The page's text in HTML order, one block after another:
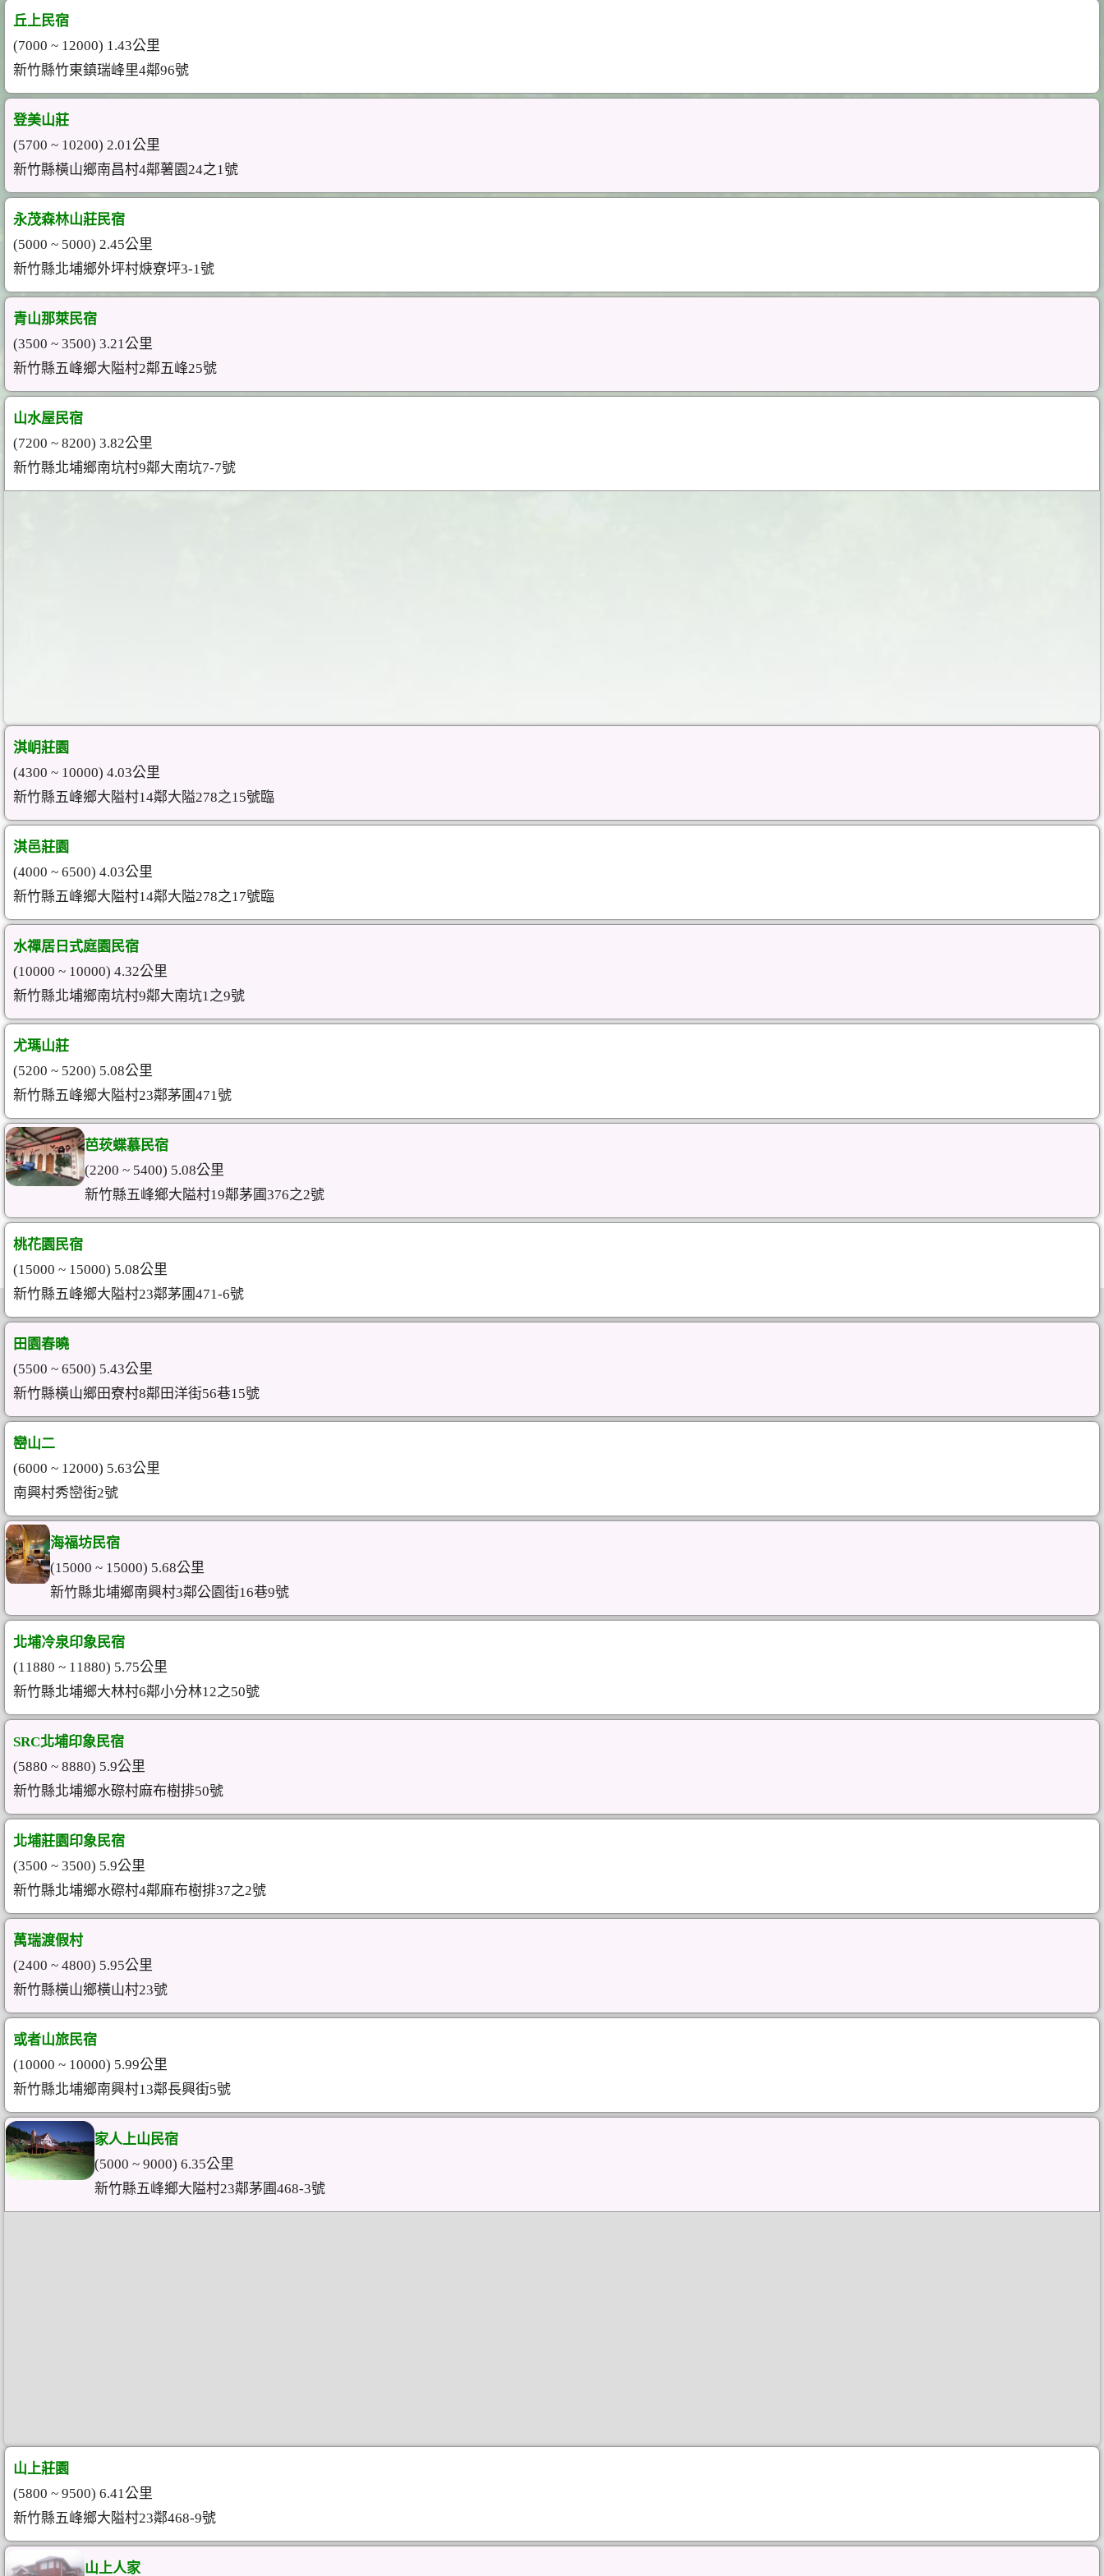
丘上民宿
(7000 ~ 12000) 1.43公里
新竹縣竹東鎮瑞峰里4鄰96號
登美山莊
(5700 ~ 10200) 2.01公里
新竹縣橫山鄉南昌村4鄰薯園24之1號
永茂森林山莊民宿
(5000 ~ 5000) 2.45公里
新竹縣北埔鄉外坪村焿寮坪3-1號
青山那萊民宿
(3500 ~ 3500) 3.21公里
新竹縣五峰鄉大隘村2鄰五峰25號
山水屋民宿
(7200 ~ 8200) 3.82公里
新竹縣北埔鄉南坑村9鄰大南坑7-7號
淇岄莊園
(4300 ~ 10000) 4.03公里
新竹縣五峰鄉大隘村14鄰大隘278之15號臨
淇邑莊園
(4000 ~ 6500) 4.03公里
新竹縣五峰鄉大隘村14鄰大隘278之17號臨
水禪居日式庭園民宿
(10000 ~ 10000) 4.32公里
新竹縣北埔鄉南坑村9鄰大南坑1之9號
尤瑪山莊
(5200 ~ 5200) 5.08公里
新竹縣五峰鄉大隘村23鄰茅圃471號
芭莰蝶慕民宿
(2200 ~ 5400) 5.08公里
新竹縣五峰鄉大隘村19鄰茅圃376之2號
桃花園民宿
(15000 ~ 15000) 5.08公里
新竹縣五峰鄉大隘村23鄰茅圃471-6號
田園春曉
(5500 ~ 6500) 5.43公里
新竹縣橫山鄉田寮村8鄰田洋街56巷15號
巒山二
(6000 ~ 12000) 5.63公里
南興村秀巒街2號
海福坊民宿
(15000 ~ 15000) 5.68公里
新竹縣北埔鄉南興村3鄰公園街16巷9號
北埔冷泉印象民宿
(11880 ~ 11880) 5.75公里
新竹縣北埔鄉大林村6鄰小分林12之50號
SRC北埔印象民宿
(5880 ~ 8880) 5.9公里
新竹縣北埔鄉水磜村麻布樹排50號
北埔莊園印象民宿
(3500 ~ 3500) 5.9公里
新竹縣北埔鄉水磜村4鄰麻布樹排37之2號
萬瑞渡假村
(2400 ~ 4800) 5.95公里
新竹縣橫山鄉橫山村23號
或者山旅民宿
(10000 ~ 10000) 5.99公里
新竹縣北埔鄉南興村13鄰長興街5號
家人上山民宿
(5000 ~ 9000) 6.35公里
新竹縣五峰鄉大隘村23鄰茅圃468-3號
山上莊園
(5800 ~ 9500) 6.41公里
新竹縣五峰鄉大隘村23鄰468-9號
山上人家